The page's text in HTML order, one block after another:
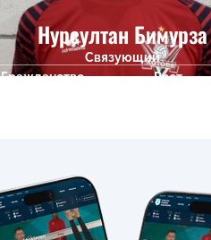
Нурсултан Бимурза
Связующий
Гражданство
Рост